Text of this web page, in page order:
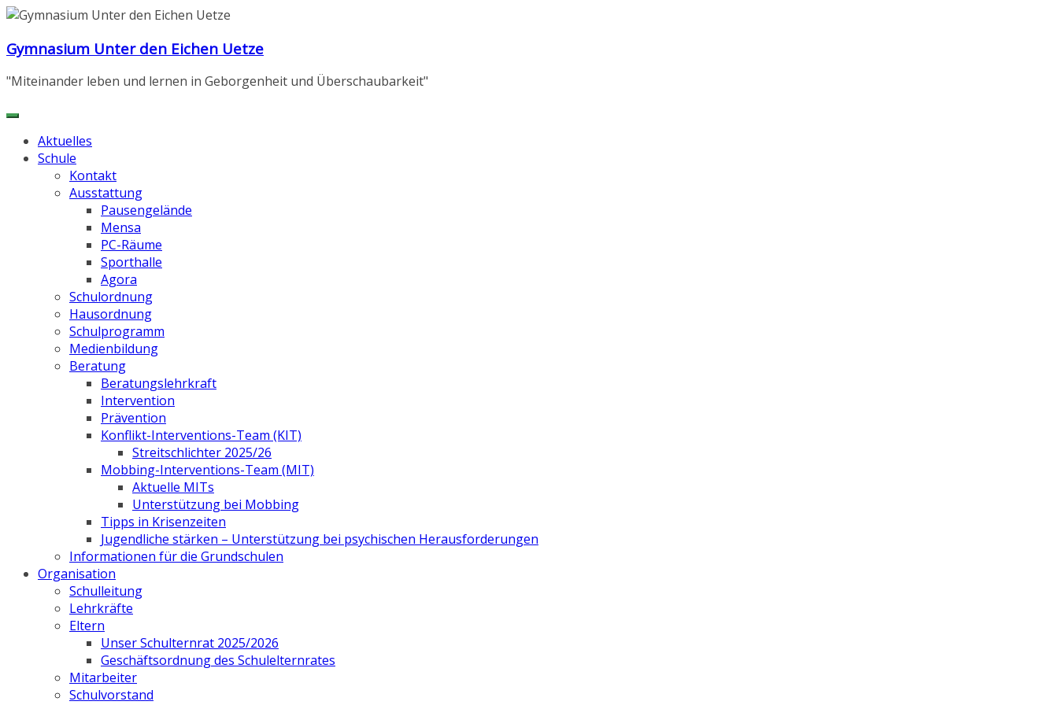
Zum
springen
Gymnasium Unter den Eichen Uetze
"Miteinander leben und lernen in Geborgenheit und Überschaubarkeit"
Aktuelles
Schule
Kontakt
Ausstattung
Pausengelände
Mensa
PC-Räume
Sporthalle
Agora
Schulordnung
Hausordnung
Schulprogramm
Medienbildung
Beratung
Beratungslehrkraft
Intervention
Prävention
Konflikt-Interventions-Team (KIT)
Streitschlichter 2025/26
Mobbing-Interventions-Team (MIT)
Aktuelle MITs
Unterstützung bei Mobbing
Tipps in Krisenzeiten
Jugendliche stärken – Unterstützung bei psychischen Herausforderungen
Informationen für die Grundschulen
Organisation
Schulleitung
Lehrkräfte
Eltern
Unser Schulternrat 2025/2026
Geschäftsordnung des Schulelternrates
Mitarbeiter
Schulvorstand